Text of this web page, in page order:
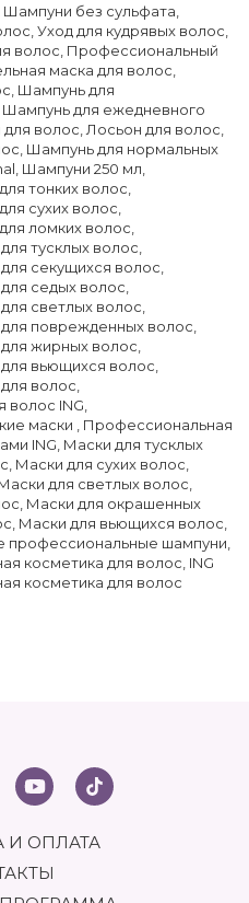
Шампуни без сульфата
Уход для кудрявых волос
волос Профессиональный
маска для волос
Шампунь для
Шампунь для ежедневного
волос Лосьон для волос
Шампунь для нормальных
Шампуни 250 мл
тонких волос
сухих волос
ломких волос
тусклых волос
секущихся волос
седых волос
светлых волос
поврежденных волос
жирных волос
вьющихся волос
волос
волос ING
маски
Профессиональная
ING Маски для тусклых
Маски для сухих волос
для светлых волос
Маски для окрашенных
Маски для вьющихся волос
профессиональные шампуни
косметика для волос ING
косметика для волос
И ОПЛАТА